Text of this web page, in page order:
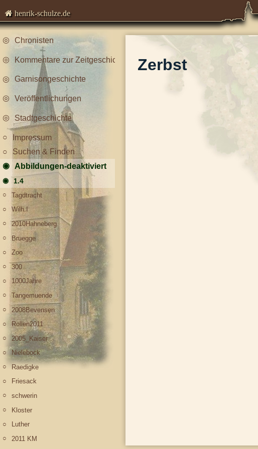
henrik-schulze.de
Chronisten
Kommentare zur Zeitgeschichte
Garnisongeschichte
Veröffentlichungen
Stadtgeschichte
Impressum
Suchen & Finden
Abbildungen-deaktiviert
1.4
Tagdtracht
Wilh.I
2010Hahneberg
Bruegge
Zoo
300
1000Jahre
Tangemuende
2008Bevensen
Rollen2011
2005_Kaiser
Nielebock
Raedigke
Friesack
schwerin
Kloster
Luther
2011 KM
Zerbst